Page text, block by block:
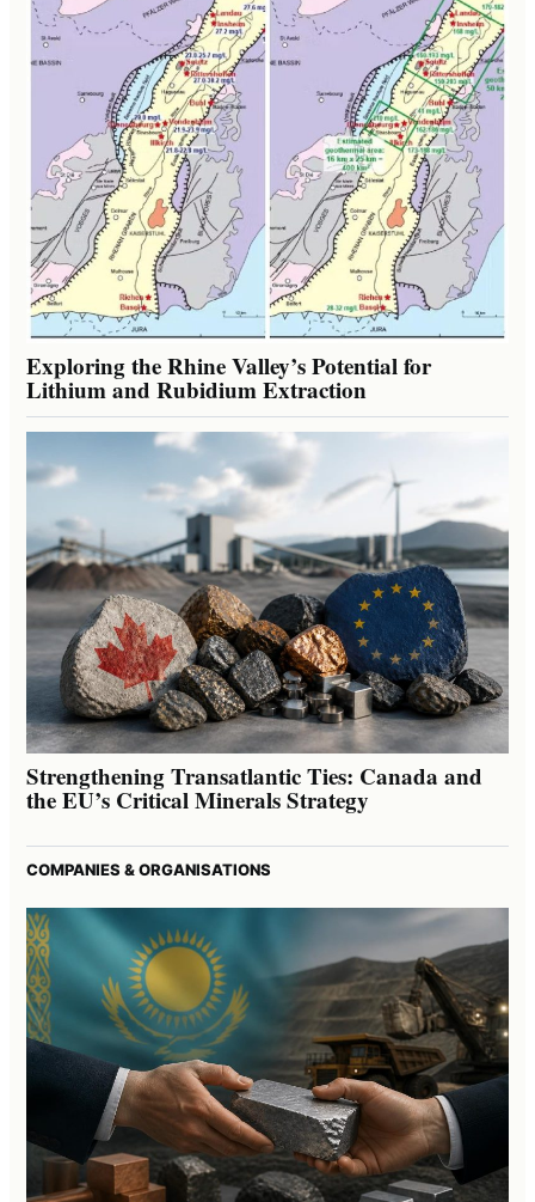
Exploring the Rhine Valley’s Potential for
Lithium and Rubidium Extraction
Strengthening Transatlantic Ties: Canada and
the EU’s Critical Minerals Strategy
COMPANIES & ORGANISATIONS